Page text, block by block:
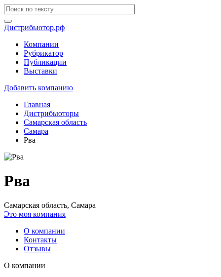
Дистрибьютор.рф
Компании
Рубрикатор
Публикации
Выставки
Добавить компанию
Главная
Дистрибьюторы
Самарская область
Самара
Рва
Рва
Самарская область, Самара
Это моя компания
О компании
Контакты
Отзывы
О компании